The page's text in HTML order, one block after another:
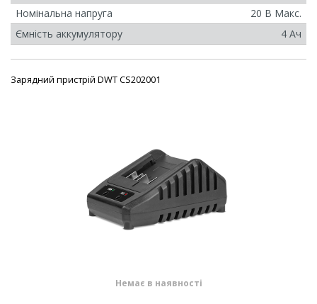
Номінальна напруга
20 В Макс.
Ємність аккумулятору
4 Ач
Зарядний пристрій DWT CS202001
Немає в наявності